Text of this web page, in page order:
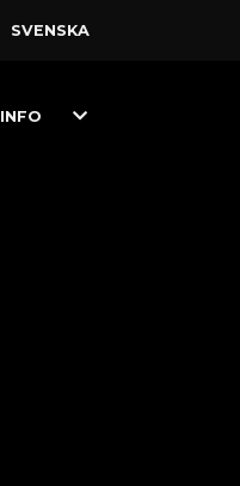
SVENSKA
INFO
Toggle